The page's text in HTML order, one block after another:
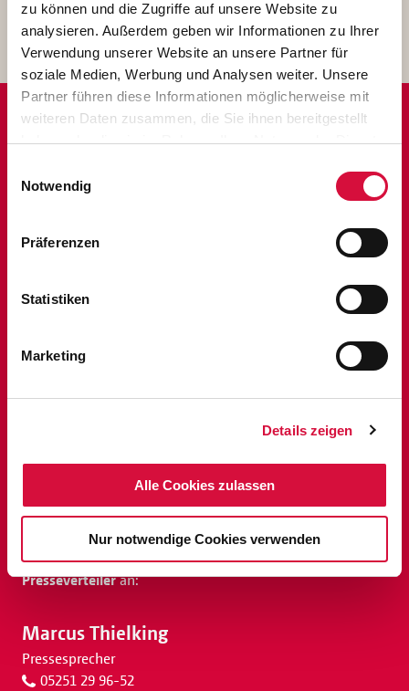
zu können und die Zugriffe auf unsere Website zu
analysieren. Außerdem geben wir Informationen zu Ihrer
Verwendung unserer Website an unsere Partner für
soziale Medien, Werbung und Analysen weiter. Unsere
Partner führen diese Informationen möglicherweise mit
weiteren Daten zusammen, die Sie ihnen bereitgestellt
haben oder die sie im Rahmen Ihrer Nutzung der Dienste
Cookies, wenn Sie unsere Webseite weiterhin nutzen.
Notwendig
Präferenzen
Statistiken
Marketing
Details zeigen
Alle Cookies zulassen
Nur notwendige Cookies verwenden
Download
ANSPRECHPARTNER
Belegexemplare und Rückmeldungensowie Anfragen
nach weiteren Informationen oder Bildern richten Sie bitte
ebenso wie Wünsche zurAufnahme in unseren
Presseverteileran:
Marcus Thielking
Pressesprecher
05251 29 96-52